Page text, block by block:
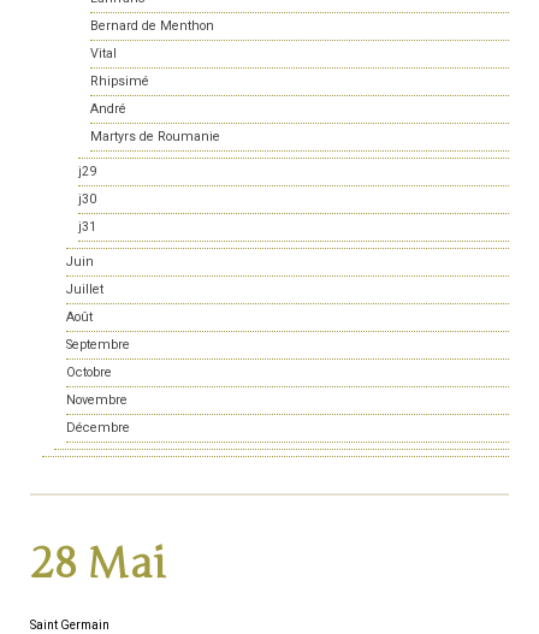
Bernard de Menthon
Vital
Rhipsimé
André
Martyrs de Roumanie
j29
j30
j31
Juin
Juillet
Août
Septembre
Octobre
Novembre
Décembre
28 Mai
Saint Germain